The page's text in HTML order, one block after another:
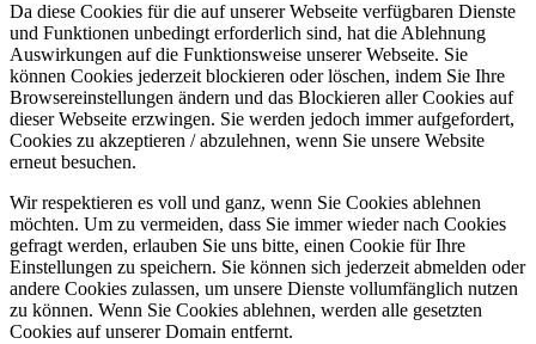
Da diese Cookies für die auf unserer Webseite verfügbaren Dienste
und Funktionen unbedingt erforderlich sind, hat die Ablehnung
Auswirkungen auf die Funktionsweise unserer Webseite. Sie
können Cookies jederzeit blockieren oder löschen, indem Sie Ihre
Browsereinstellungen ändern und das Blockieren aller Cookies auf
dieser Webseite erzwingen. Sie werden jedoch immer aufgefordert,
Cookies zu akzeptieren / abzulehnen, wenn Sie unsere Website
erneut besuchen.
Wir respektieren es voll und ganz, wenn Sie Cookies ablehnen
möchten. Um zu vermeiden, dass Sie immer wieder nach Cookies
gefragt werden, erlauben Sie uns bitte, einen Cookie für Ihre
Einstellungen zu speichern. Sie können sich jederzeit abmelden oder
andere Cookies zulassen, um unsere Dienste vollumfänglich nutzen
zu können. Wenn Sie Cookies ablehnen, werden alle gesetzten
Cookies auf unserer Domain entfernt.